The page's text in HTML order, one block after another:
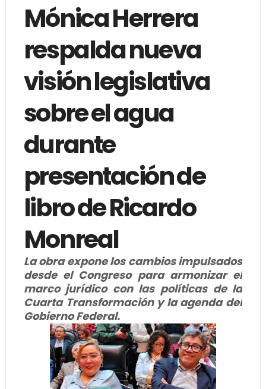
Mónica Herrera
respalda nueva
visión legislativa
sobre el agua
durante
presentación de
libro de Ricardo
Monreal
La obra expone los cambios impulsados
desde el Congreso para armonizar el
marco jurídico con las políticas de la
Cuarta Transformación y la agenda del
Gobierno Federal.